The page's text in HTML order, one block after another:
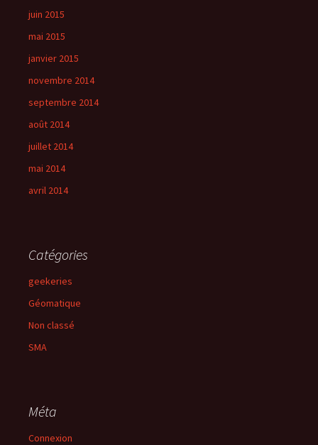
juin 2015
mai 2015
janvier 2015
novembre 2014
septembre 2014
août 2014
juillet 2014
mai 2014
avril 2014
Catégories
geekeries
Géomatique
Non classé
SMA
Méta
Connexion